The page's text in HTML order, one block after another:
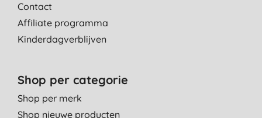
Contact
Affiliate programma
Kinderdagverblijven
Shop per categorie
Shop per merk
Shop nieuwe producten